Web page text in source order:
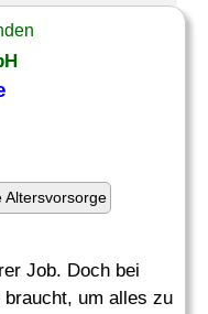
Altersvorsorge
Job. Doch bei
um alles zu